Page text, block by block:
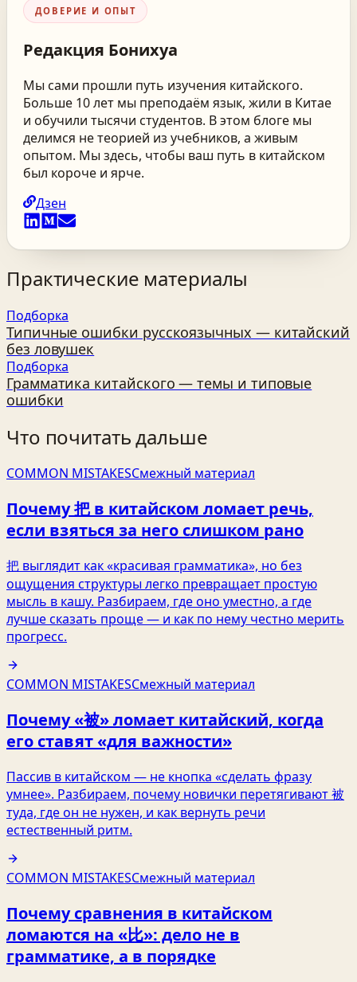
ДОВЕРИЕ И ОПЫТ
Редакция Бонихуа
Мы сами прошли путь изучения китайского.
Больше 10 лет мы преподаём язык, жили в Китае
и обучили тысячи студентов. В этом блоге мы
делимся не теорией из учебников, а живым
опытом. Мы здесь, чтобы ваш путь в китайском
был короче и ярче.
Дзен
Практические материалы
Подборка
Типичные ошибки русскоязычных — китайский
без ловушек
Подборка
Грамматика китайского — темы и типовые
ошибки
Что почитать дальше
COMMON MISTAKESСмежный материал
Почему 把 в китайском ломает речь,
если взяться за него слишком рано
把 выглядит как «красивая грамматика», но без
ощущения структуры легко превращает простую
мысль в кашу. Разбираем, где оно уместно, а где
лучше сказать проще — и как по нему честно мерить
прогресс.
COMMON MISTAKESСмежный материал
Почему «被» ломает китайский, когда
его ставят «для важности»
Пассив в китайском — не кнопка «сделать фразу
умнее». Разбираем, почему новички перетягивают 被
туда, где он не нужен, и как вернуть речи
естественный ритм.
COMMON MISTAKESСмежный материал
Почему сравнения в китайском
ломаются на «比»: дело не в
грамматике, а в порядке